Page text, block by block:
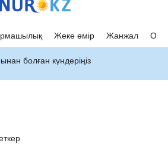
Жеке өмір Жанжал
болған күндеріңіз